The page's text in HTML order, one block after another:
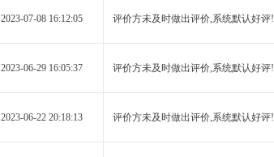
2023-07-08 16:12:05 评价方未及时做出评价,系统默认好评!
2023-06-29 16:05:37 评价方未及时做出评价,系统默认好评!
2023-06-22 20:18:13 评价方未及时做出评价,系统默认好评!